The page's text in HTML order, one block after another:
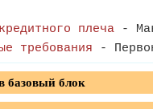
плеча -
требования -
базовый блок